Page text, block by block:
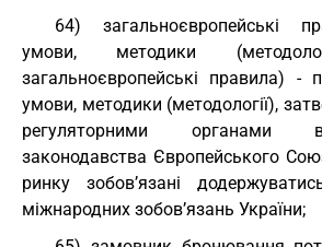
64) загальноєвропейські
умови, методики
загальноєвропейські правила) -
умови, методики (методології),
регуляторними органами
законодавства Європейського
ринку зобов’язані
міжнародних зобов’язань України;